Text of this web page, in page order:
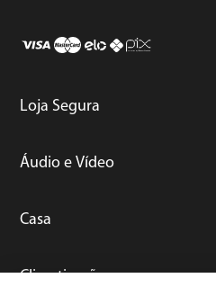
Loja Segura
Áudio e Vídeo
Casa
Climatização